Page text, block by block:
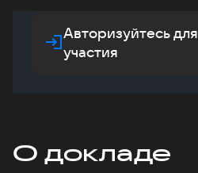
Авторизуйтесь для
участия
О докладе